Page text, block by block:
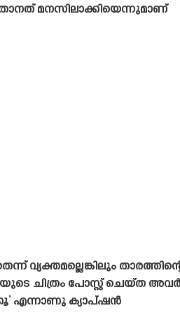
മനസിലാക്കിയെന്നുമാണ്
ചിത്രം പോസ്റ്റ് ചെയ്‌ത അവർ
എന്നാണു ക്യാപ്‌ഷൻ